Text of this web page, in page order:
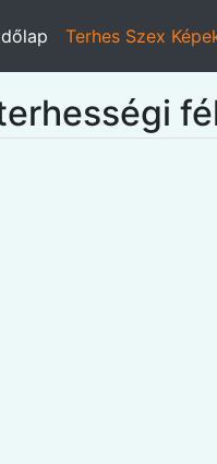
Terhes Szex